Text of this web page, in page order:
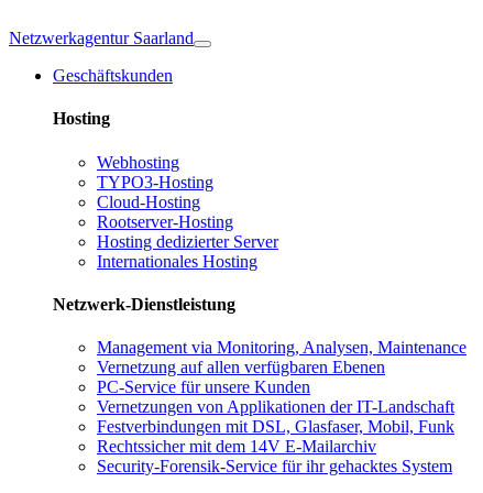
Netzwerkagentur Saarland
Geschäftskunden
Hosting
Webhosting
TYPO3-Hosting
Cloud-Hosting
Rootserver-Hosting
Hosting dedizierter Server
Internationales Hosting
Netzwerk-Dienstleistung
Management via Monitoring, Analysen, Maintenance
Vernetzung auf allen verfügbaren Ebenen
PC-Service für unsere Kunden
Vernetzungen von Applikationen der IT-Landschaft
Festverbindungen mit DSL, Glasfaser, Mobil, Funk
Rechtssicher mit dem 14V E-Mailarchiv
Security-Forensik-Service für ihr gehacktes System